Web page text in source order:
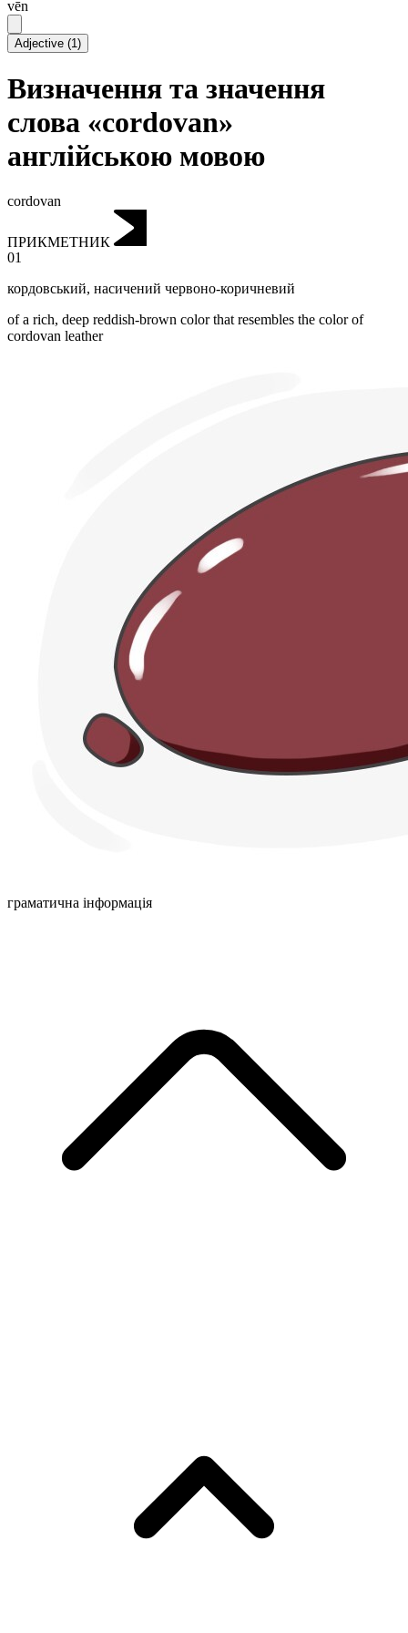
vēn
Adjective (1)
Визначення та значення
слова «cordovan»
англійською мовою
cordovan
ПРИКМЕТНИК
01
кордовський, насичений червоно-коричневий
of a rich, deep reddish-brown color that resembles the color of
cordovan leather
граматична інформація